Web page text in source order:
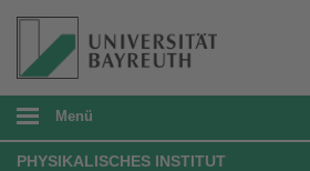
Menü
PHYSIKALISCHES INSTITUT